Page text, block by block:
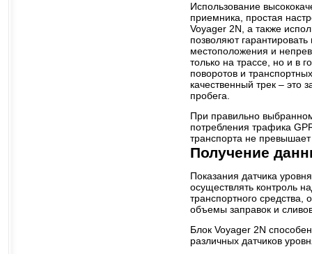
Использование
приемника, простая
Voyager 2N, а также
позволяют
местоположения и
только на трассе, но и в
поворотов и
качественный трек – это
пробега.
При правильно
потребления трафика
транспорта не
Получение
Показания датчика
осуществлять контроль
транспортного средства,
объемы заправок и
Блок Voyager 2N
различных датчиков